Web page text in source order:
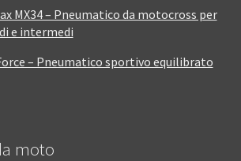
MX34 – Pneumatico da motocross per
e intermedi
– Pneumatico sportivo equilibrato
moto